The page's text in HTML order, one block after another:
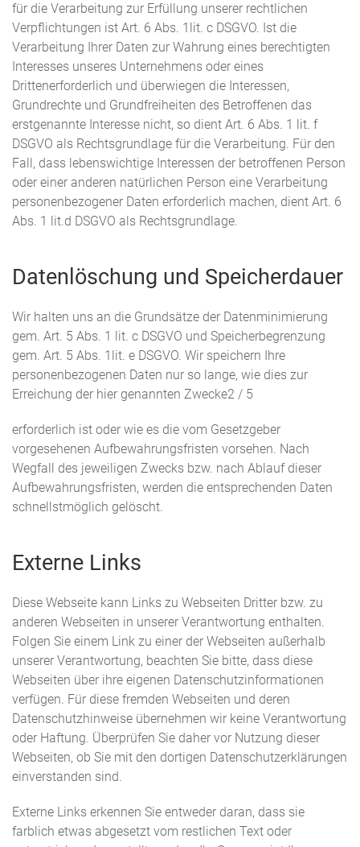
für die Verarbeitung zur Erfüllung unserer rechtlichen
Verpflichtungen ist Art. 6 Abs. 1lit. c DSGVO. Ist die
Verarbeitung Ihrer Daten zur Wahrung eines berechtigten
Interesses unseres Unternehmens oder eines
Drittenerforderlich und überwiegen die Interessen,
Grundrechte und Grundfreiheiten des Betroffenen das
erstgenannte Interesse nicht, so dient Art. 6 Abs. 1 lit. f
DSGVO als Rechtsgrundlage für die Verarbeitung. Für den
Fall, dass lebenswichtige Interessen der betroffenen Person
oder einer anderen natürlichen Person eine Verarbeitung
personenbezogener Daten erforderlich machen, dient Art. 6
Abs. 1 lit.d DSGVO als Rechtsgrundlage.
Datenlöschung und Speicherdauer
Wir halten uns an die Grundsätze der Datenminimierung
gem. Art. 5 Abs. 1 lit. c DSGVO und Speicherbegrenzung
gem. Art. 5 Abs. 1lit. e DSGVO. Wir speichern Ihre
personenbezogenen Daten nur so lange, wie dies zur
Erreichung der hier genannten Zwecke2 / 5
erforderlich ist oder wie es die vom Gesetzgeber
vorgesehenen Aufbewahrungsfristen vorsehen. Nach
Wegfall des jeweiligen Zwecks bzw. nach Ablauf dieser
Aufbewahrungsfristen, werden die entsprechenden Daten
schnellstmöglich gelöscht.
Externe Links
Diese Webseite kann Links zu Webseiten Dritter bzw. zu
anderen Webseiten in unserer Verantwortung enthalten.
Folgen Sie einem Link zu einer der Webseiten außerhalb
unserer Verantwortung, beachten Sie bitte, dass diese
Webseiten über ihre eigenen Datenschutzinformationen
verfügen. Für diese fremden Webseiten und deren
Datenschutzhinweise übernehmen wir keine Verantwortung
oder Haftung. Überprüfen Sie daher vor Nutzung dieser
Webseiten, ob Sie mit den dortigen Datenschutzerklärungen
einverstanden sind.
Externe Links erkennen Sie entweder daran, dass sie
farblich etwas abgesetzt vom restlichen Text oder